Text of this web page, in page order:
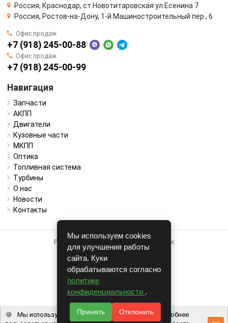
Россия, Краснодар, ст.Новотитаровская ул.Есенина 7
Россия, Ростов-на-Дону, 1-й Машиностроительный пер., 6
Офис продаж
+7 (918) 245-00-88
Офис продаж
+7 (918) 245-00-99
Навигация
Запчасти
АКПП
Двигатели
Кузовные части
МКПП
Оптика
Топливная система
Турбины
О нас
Новости
Контакты
Работает на системе для авторазборок
CARRO.БИЗНЕС
Полная версия
© COPYRIGHT 2026 г.
v1.1.24
Мы используем cookies
для улучшения работы
сайта. Куки
обрабатываются согласно
политике
конфиденциальности .
Принять Отклонить
🍪
Мы используем файлы cookie, чтобы вам было удобнее